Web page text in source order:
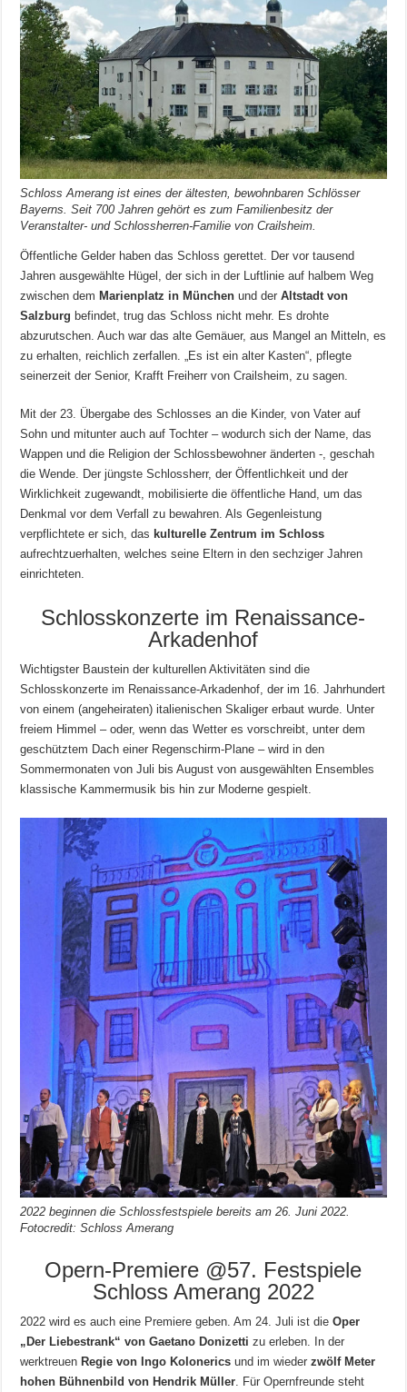
Schloss Amerang ist eines der ältesten, bewohnbaren Schlösser
Bayerns. Seit 700 Jahren gehört es zum Familienbesitz der
Veranstalter- und Schlossherren-Familie von Crailsheim.
Öffentliche Gelder haben das Schloss gerettet. Der vor tausend
Jahren ausgewählte Hügel, der sich in der Luftlinie auf halbem Weg
zwischen demMarienplatz in München und derAltstadt von
Salzburg befindet, trug das Schloss nicht mehr. Es drohte
abzurutschen. Auch war das alte Gemäuer, aus Mangel an Mitteln, es
zu erhalten, reichlich zerfallen. „Es ist ein alter Kasten“, pflegte
seinerzeit der Senior, Krafft Freiherr von Crailsheim, zu sagen.
Mit der 23. Übergabe des Schlosses an die Kinder, von Vater auf
Sohn und mitunter auch auf Tochter – wodurch sich der Name, das
Wappen und die Religion der Schlossbewohner änderten -, geschah
die Wende. Der jüngste Schlossherr, der Öffentlichkeit und der
Wirklichkeit zugewandt, mobilisierte die öffentliche Hand, um das
Denkmal vor dem Verfall zu bewahren. Als Gegenleistung
verpflichtete er sich, das kulturelle Zentrum im Schloss
aufrechtzuerhalten, welches seine Eltern in den sechziger Jahren
einrichteten.
Schlosskonzerte im Renaissance-
Arkadenhof
Wichtigster Baustein der kulturellen Aktivitäten sind die
Schlosskonzerte im Renaissance-Arkadenhof, der im 16. Jahrhundert
von einem (angeheiraten) italienischen Skaliger erbaut wurde. Unter
freiem Himmel – oder, wenn das Wetter es vorschreibt, unter dem
geschütztem Dach einer Regenschirm-Plane – wird in den
Sommermonaten von Juli bis August von ausgewählten Ensembles
klassische Kammermusik bis hin zur Moderne gespielt.
2022 beginnen die Schlossfestspiele bereits am 26. Juni 2022.
Fotocredit: Schloss Amerang
Opern-Premiere @57. Festspiele
Schloss Amerang 2022
2022 wird es auch eine Premiere geben. Am 24. Juli ist dieOper
„Der Liebestrank“ von Gaetano Donizetti zu erleben. In der
werktreuen Regie von Ingo Kolonerics und im wiederzwölf Meter
hohen Bühnenbild von Hendrik Müller . Für Opernfreunde steht